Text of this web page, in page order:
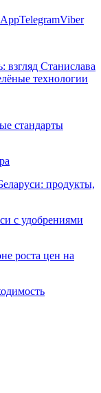
TelegramViber
взгляд Станислава
технологии
стандарты
продукты,
с удобрениями
роста цен на